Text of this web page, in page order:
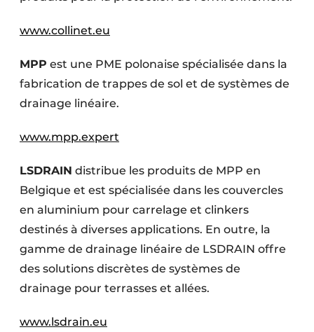
www.collinet.eu
MPP est une PME polonaise spécialisée dans la
fabrication de trappes de sol et de systèmes de
drainage linéaire.
www.mpp.expert
LSDRAIN distribue les produits de MPP en
Belgique et est spécialisée dans les couvercles
en aluminium pour carrelage et clinkers
destinés à diverses applications. En outre, la
gamme de drainage linéaire de LSDRAIN offre
des solutions discrètes de systèmes de
drainage pour terrasses et allées.
www.lsdrain.eu